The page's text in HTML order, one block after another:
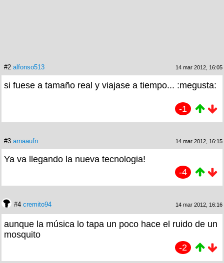
#2 alfonso513 14 mar 2012, 16:05
si fuese a tamaño real y viajase a tiempo... :megusta:
-1
#3 arnaaufn 14 mar 2012, 16:15
Ya va llegando la nueva tecnologia!
-4
#4 cremito94 14 mar 2012, 16:16
aunque la música lo tapa un poco hace el ruido de un
mosquito
-2